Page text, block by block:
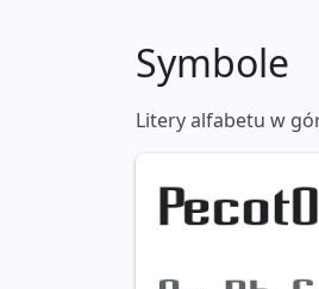
Symbole
Litery alfabetu w